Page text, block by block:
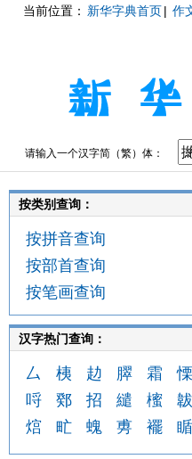
当前位置： 新华字典首页| 作
请输入一个汉字简（繁）体：
按类别查询：
按拼音查询
按部首查询
按笔画查询
汉字热门查询：
厶 桋 赲 臎 霜 慄
哷
鄈 招 繾 櫁 韍
熍
甿 螝 旉 襬 瞃